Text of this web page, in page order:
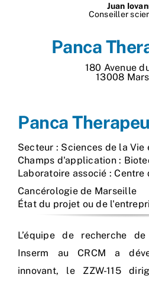
Juan
Conseiller
Panca
180 Avenue
13008
Panca
Secteur : Sciences de la Vie
Champs d'application :
Laboratoire associé : Centre
Cancérologie de Marseille
État du projet ou de
L’équipe de recherche
Inserm au CRCM a
innovant, le ZZW-115